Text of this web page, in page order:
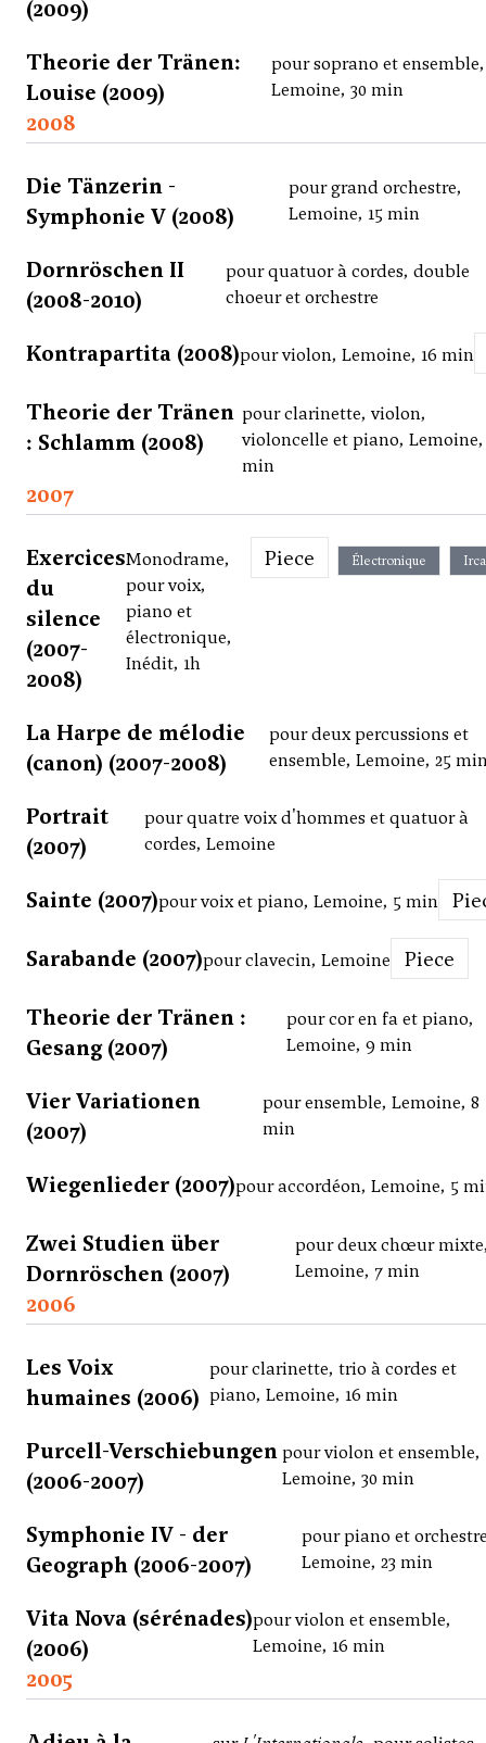
(2009)
Theorie der Tränen:
Louise (2009)
pour soprano et ensemble,
Lemoine, 30 min
2008
Die Tänzerin -
Symphonie V (2008)
pour grand orchestre,
Lemoine, 15 min
Dornröschen II
(2008-2010)
pour quatuor à cordes, double
choeur et orchestre
Kontrapartita (2008)pour violon, Lemoine, 16 min
Theorie der Tränen
: Schlamm (2008)
pour clarinette, violon,
violoncelle et piano, Lemoine,
min
2007
Exercices
du
silence
(2007-
2008)
Monodrame,
pour voix,
piano et
électronique,
Inédit, 1h
Piece Électronique
La Harpe de mélodie
(canon) (2007-2008)
pour deux percussions et
ensemble, Lemoine, 25
Portrait
(2007)
pour quatre voix d'hommes et quatuor à
cordes, Lemoine
Sainte (2007)pour voix et piano, Lemoine, 5 min
Sarabande (2007)pour clavecin, Lemoine Piece
Theorie der Tränen :
Gesang (2007)
pour cor en fa et piano,
Lemoine, 9 min
Vier Variationen
(2007)
pour ensemble, Lemoine, 8
min
Wiegenlieder (2007)pour accordéon, Lemoine, 5
Zwei Studien über
Dornröschen (2007)
pour deux chœur
Lemoine, 7 min
2006
Les Voix
humaines (2006)
pour clarinette, trio à cordes et
piano, Lemoine, 16 min
Purcell-Verschiebungen
(2006-2007)
pour violon et ensemble,
Lemoine, 30 min
Symphonie IV - der
Geograph (2006-2007)
pour piano et
Lemoine, 23 min
Vita Nova (sérénades)
(2006)
pour violon et ensemble,
Lemoine, 16 min
2005